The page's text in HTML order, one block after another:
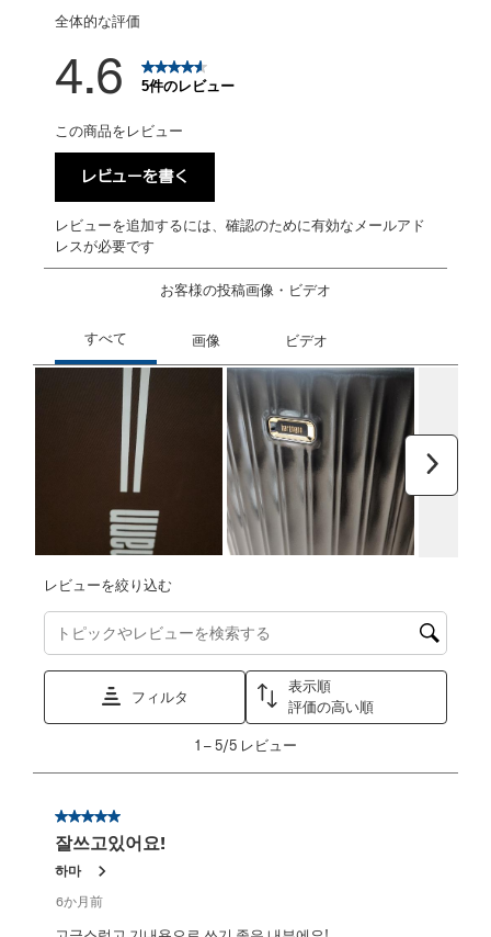
全体的な評価
4.6 5件のレビュー
この商品をレビュー
レビューを書く
レビューを追加するには、確認のために有効なメールアド
レスが必要です
お客様の投稿画像・ビデオ
レビューを絞り込む
トピックやレビュー検索地域を検索する
フィルタ
表示順
評価の高い順
ー。
1 – 5/5 レビュー
星5／5個です。
잘쓰고있어요!
하마
6か月前